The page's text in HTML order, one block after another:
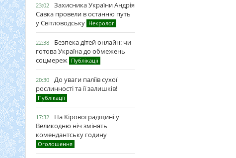
23:02
Захисника України Андрія
Савка провели в останню путь
у Світловодську Некролог
22:38
Безпека дітей онлайн: чи
готова Україна до обмежень
соцмереж Публікації
20:30
До уваги паліїв сухої
рослинності та її залишків!
Публікації
17:32
На Кіровоградщині у
Великодню ніч змінять
комендантську годину
Оголошення